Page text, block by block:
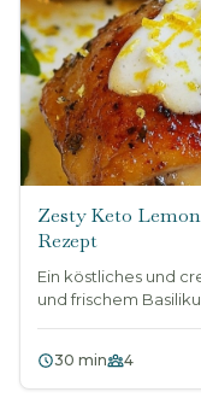
Zesty Keto
Rezept
Ein köstliches und
und frischem
30 min 4